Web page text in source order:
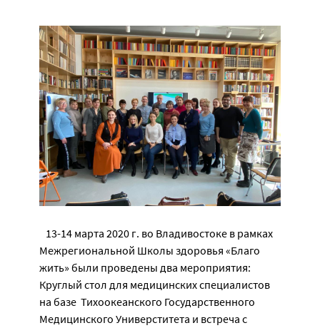
13-14 марта 2020 г. во Владивостоке в рамках
Межрегиональной Школы здоровья «Благо
жить» были проведены два мероприятия:
Круглый стол для медицинских специалистов
на базе Тихоокеанского Государственного
Медицинского Универститета и встреча с